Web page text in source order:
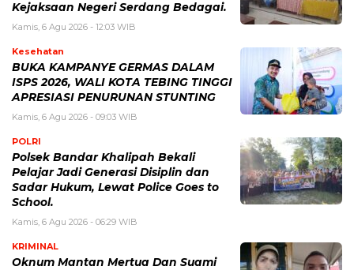
Kejaksaan Negeri Serdang Bedagai.
Kamis, 6 Agu 2026 - 12:03 WIB
Kesehatan
BUKA KAMPANYE GERMAS DALAM
ISPS 2026, WALI KOTA TEBING TINGGI
APRESIASI PENURUNAN STUNTING
Kamis, 6 Agu 2026 - 09:03 WIB
POLRI
Polsek Bandar Khalipah Bekali
Pelajar Jadi Generasi Disiplin dan
Sadar Hukum, Lewat Police Goes to
School.
Kamis, 6 Agu 2026 - 06:29 WIB
KRIMINAL
Oknum Mantan Mertua Dan Suami